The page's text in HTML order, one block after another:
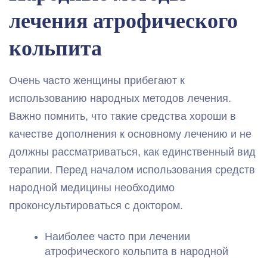
лечения атрофического
кольпита
Очень часто женщины прибегают к
использованию народных методов лечения.
Важно помнить, что такие средства хороши в
качестве дополнения к основному лечению и не
должны рассматриваться, как единственный вид
терапии. Перед началом использования средств
народной медицины необходимо
проконсультироваться с доктором.
Наиболее часто при лечении
атрофического кольпита в народной